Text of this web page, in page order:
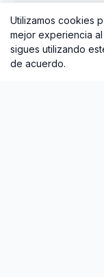
La
2017 •
Utilizamos cookies
mejor experiencia
sigues utilizando
de acuerdo.